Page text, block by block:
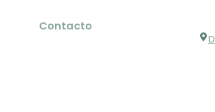
Contacto